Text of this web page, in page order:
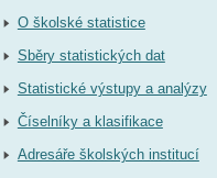
O školské statistice
Sběry statistických dat
Statistické výstupy a analýzy
Číselníky a klasifikace
Adresáře školských institucí